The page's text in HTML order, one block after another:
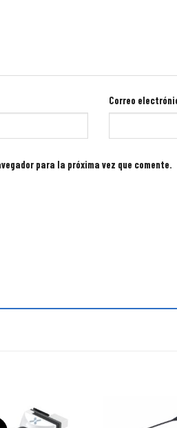
Correo
para la próxima vez que comente.